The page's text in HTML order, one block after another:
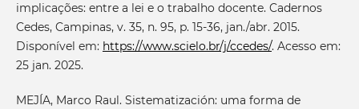
implicações: entre a lei e o trabalho docente. Cadernos
Cedes, Campinas, v. 35, n. 95, p. 15-36, jan./abr. 2015.
Disponível em: https://www.scielo.br/j/ccedes/. Acesso em:
25 jan. 2025.
MEJÍA, Marco Raul. Sistematización: uma forma de